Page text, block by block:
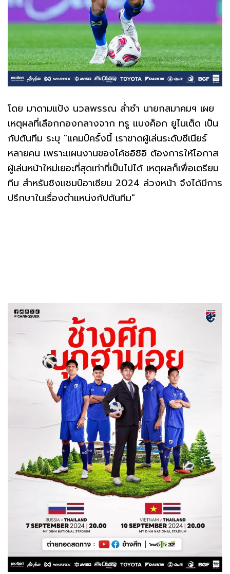
โดย มาดามแป้ง นวลพรรณ ล่ำซำ นายกสมาคมฯ​ เผย
เหตุผลที่เลือกกองกลางจาก ทรู แบงค็อก ยูไนเต็ด เป็น
กัปตันทีม ระบุ "แคมป์ครั้งนี้ เราขาดผู้เล่นระดับซีเนียร์
หลายคน เพราะแผนงานของโค้ชอิชิอิ ต้องการให้โอกาส
ผู้เล่นหน้าใหม่เยอะที่สุดเท่าที่เป็นไปได้ เหตุผลก็เพื่อเตรียม
ทีม สำหรับชิงแชมป์อาเซียน 2024 ล่วงหน้า จึงได้มีการ
ปรึกษาในเรื่องตำแหน่งกัปตันทีม"